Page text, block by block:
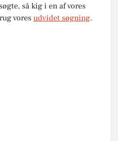
så kig i en af vores
vores udvidet søgning.